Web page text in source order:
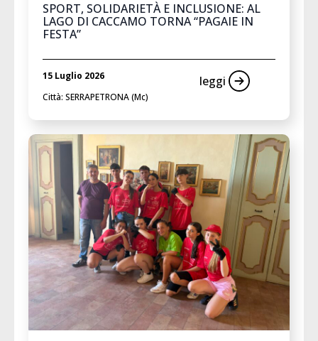
SPORT, SOLIDARIETÀ E INCLUSIONE: AL
LAGO DI CACCAMO TORNA “PAGAIE IN
FESTA”
15 Luglio 2026
Città: SERRAPETRONA (Mc)
leggi